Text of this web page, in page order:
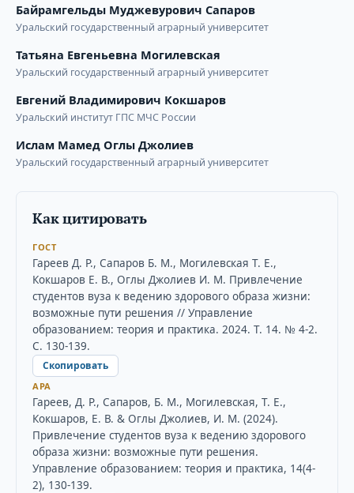
Байрамгельды Муджевурович Сапаров
Уральский государственный аграрный университет
Татьяна Евгеньевна Могилевская
Уральский государственный аграрный университет
Евгений Владимирович Кокшаров
Уральский институт ГПС МЧС России
Ислам Мамед Оглы Джолиев
Уральский государственный аграрный университет
Как цитировать
ГОСТ
Гареев Д. Р., Сапаров Б. М., Могилевская Т. Е.,
Кокшаров Е. В., Оглы Джолиев И. М. Привлечение
студентов вуза к ведению здорового образа жизни:
возможные пути решения // Управление
образованием: теория и практика. 2024. Т. 14. № 4-2.
С. 130-139.
Скопировать
APA
Гареев, Д. Р., Сапаров, Б. М., Могилевская, Т. Е.,
Кокшаров, Е. В. & Оглы Джолиев, И. М. (2024).
Привлечение студентов вуза к ведению здорового
образа жизни: возможные пути решения.
Управление образованием: теория и практика, 14(4-
2), 130-139.